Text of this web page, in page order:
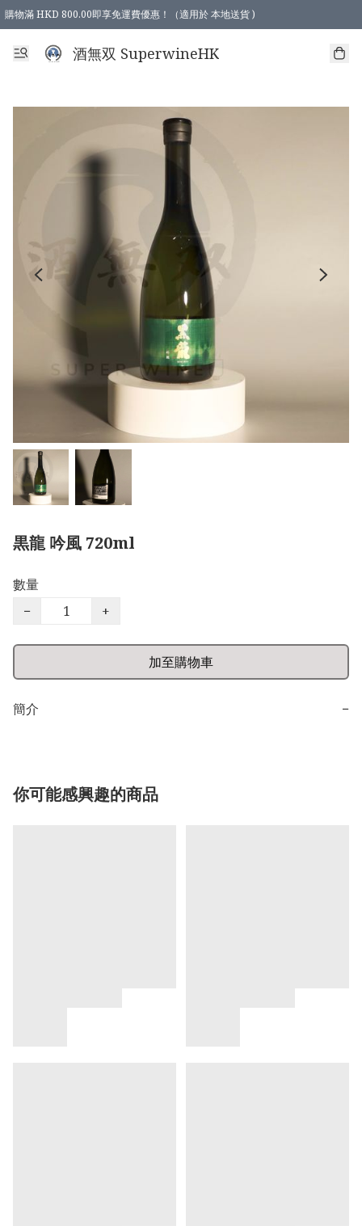
購物滿 HKD 800.00即享免運費優惠！（適用於 本地送貨 )
酒無双 SuperwineHK
黒龍 吟風 720ml
數量
−
+
加至購物車
簡介 −
你可能感興趣的商品